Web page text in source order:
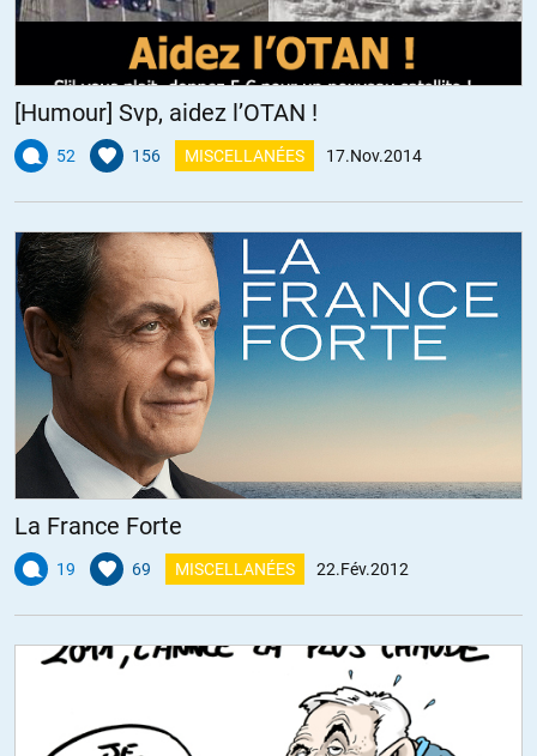
[Humour] Svp, aidez l’OTAN !
52 156 MISCELLANÉES 17.Nov.2014
La France Forte
19 69 MISCELLANÉES 22.Fév.2012